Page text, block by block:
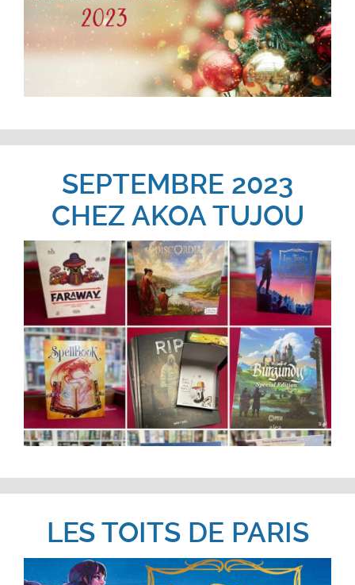
SEPTEMBRE 2023
CHEZ AKOA TUJOU
LES TOITS DE PARIS